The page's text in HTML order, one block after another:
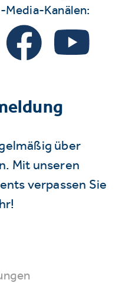
Media-Kanälen:
über
Mit unseren
verpassen Sie